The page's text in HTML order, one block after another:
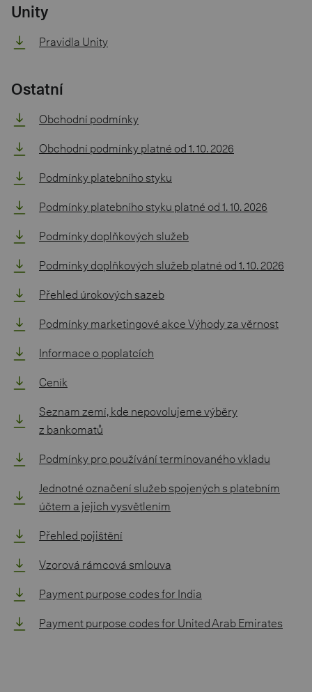
Unity
Pravidla Unity
Ostatní
Obchodní podmínky
Obchodní podmínky platné od 1. 10. 2026
Podmínky platebního styku
Podmínky platebního styku platné od 1. 10. 2026
Podmínky doplňkových služeb
Podmínky doplňkových služeb platné od 1. 10. 2026
Přehled úrokových sazeb
Podmínky marketingové akce Výhody za věrnost
Informace o poplatcích
Ceník
Seznam zemí, kde nepovolujeme výběry
z bankomatů
Podmínky pro používání termínovaného vkladu
Jednotné označení služeb spojených s platebním
účtem a jejich vysvětlením
Přehled pojištění
Vzorová rámcová smlouva
Payment purpose codes for India
Payment purpose codes for United Arab Emirates